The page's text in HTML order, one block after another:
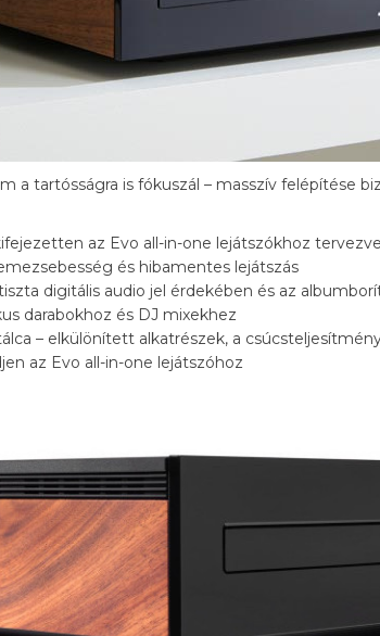
a tartósságra is fókuszál – masszív felépítése
az Evo all-in-one lejátszókhoz tervezve
és hibamentes lejátszás
digitális audio jel érdekében és az
darabokhoz és DJ mixekhez
– elkülönített alkatrészek, a
az Evo all-in-one lejátszóhoz